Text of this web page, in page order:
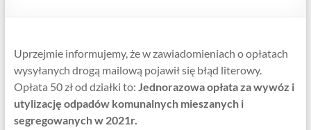
Uprzejmie informujemy, że w zawiadomieniach o opłatach
wysyłanych drogą mailową pojawił się błąd literowy.
Opłata 50 zł od działki to: Jednorazowa opłata za wywóz i
utylizację odpadów komunalnych mieszanych i
segregowanych w 2021r.